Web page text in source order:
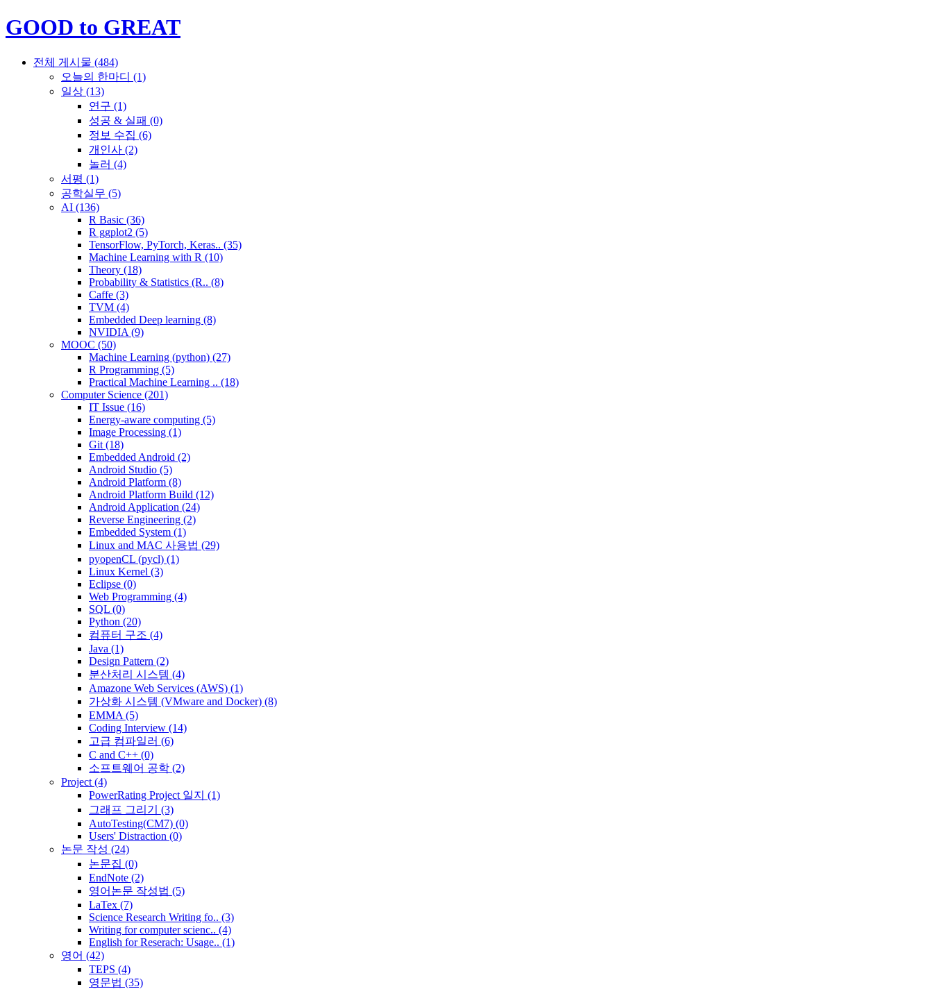
GOOD to GREAT
전체 게시물 (484)
오늘의 한마디 (1)
일상 (13)
연구 (1)
성공 & 실패 (0)
정보 수집 (6)
개인사 (2)
놀러 (4)
서평 (1)
공학실무 (5)
AI (136)
R Basic (36)
R ggplot2 (5)
TensorFlow, PyTorch, Keras.. (35)
Machine Learning with R (10)
Theory (18)
Probability & Statistics (R.. (8)
Caffe (3)
TVM (4)
Embedded Deep learning (8)
NVIDIA (9)
MOOC (50)
Machine Learning (python) (27)
R Programming (5)
Practical Machine Learning .. (18)
Computer Science (201)
IT Issue (16)
Energy-aware computing (5)
Image Processing (1)
Git (18)
Embedded Android (2)
Android Studio (5)
Android Platform (8)
Android Platform Build (12)
Android Application (24)
Reverse Engineering (2)
Embedded System (1)
Linux and MAC 사용법 (29)
pyopenCL (pycl) (1)
Linux Kernel (3)
Eclipse (0)
Web Programming (4)
SQL (0)
Python (20)
컴퓨터 구조 (4)
Java (1)
Design Pattern (2)
분산처리 시스템 (4)
Amazone Web Services (AWS) (1)
가상화 시스템 (VMware and Docker) (8)
EMMA (5)
Coding Interview (14)
고급 컴파일러 (6)
C and C++ (0)
소프트웨어 공학 (2)
Project (4)
PowerRating Project 일지 (1)
그래프 그리기 (3)
AutoTesting(CM7) (0)
Users' Distraction (0)
논문 작성 (24)
논문집 (0)
EndNote (2)
영어논문 작성법 (5)
LaTex (7)
Science Research Writing fo.. (3)
Writing for computer scienc.. (4)
English for Reserach: Usage.. (1)
영어 (42)
TEPS (4)
영문법 (35)